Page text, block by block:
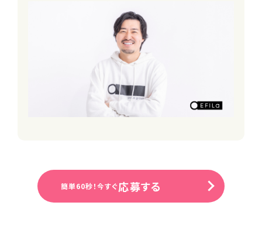
業所の見学もご案内しております。
オンラインまたはエフィラグループ本社
https://efila.co.jp/recruit_top/
簡単60秒！今すぐ応募する